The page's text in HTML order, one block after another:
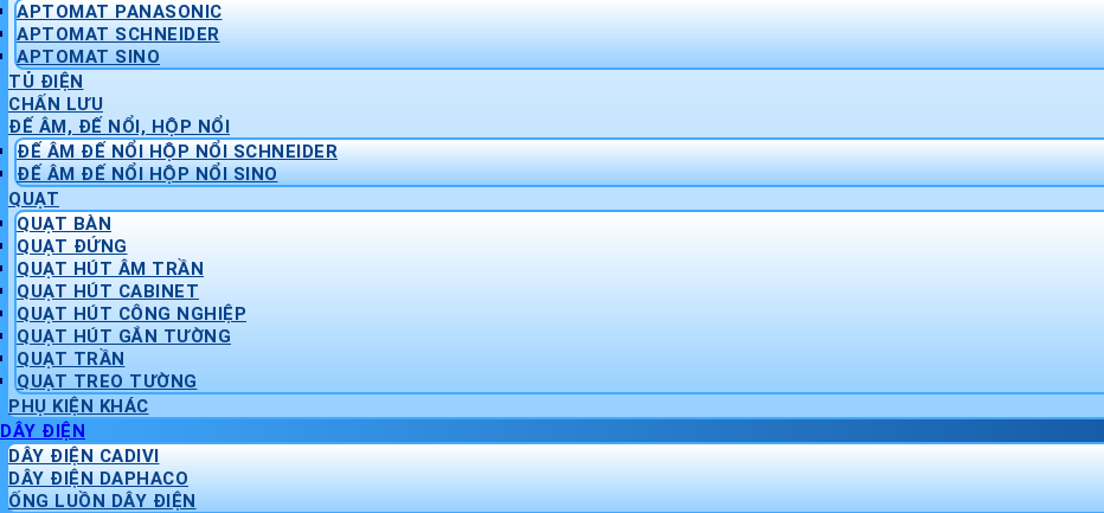
APTOMAT PANASONIC
APTOMAT SCHNEIDER
APTOMAT SINO
TỦ ĐIỆN
CHẤN LƯU
ĐẾ ÂM, ĐẾ NỔI, HỘP NỔI
ĐẾ ÂM ĐẾ NỔI HỘP NỔI SCHNEIDER
ĐẾ ÂM ĐẾ NỔI HỘP NỔI SINO
QUẠT
QUẠT BÀN
QUẠT ĐỨNG
QUẠT HÚT ÂM TRẦN
QUẠT HÚT CABINET
QUẠT HÚT CÔNG NGHIỆP
QUẠT HÚT GẮN TƯỜNG
QUẠT TRẦN
QUẠT TREO TƯỜNG
PHỤ KIỆN KHÁC
DÂY ĐIỆN
DÂY ĐIỆN CADIVI
DÂY ĐIỆN DAPHACO
ỐNG LUỒN DÂY ĐIỆN